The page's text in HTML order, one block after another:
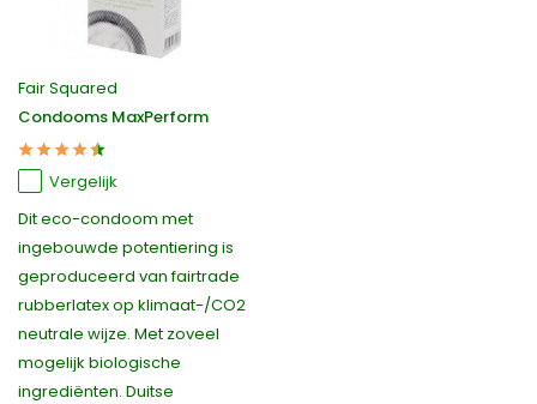
Fair Squared
Condooms MaxPerform
Vergelijk
Dit eco-condoom met
ingebouwde potentiering is
geproduceerd van fairtrade
rubberlatex op klimaat-/CO2
neutrale wijze. Met zoveel
mogelijk biologische
ingrediënten. Duitse